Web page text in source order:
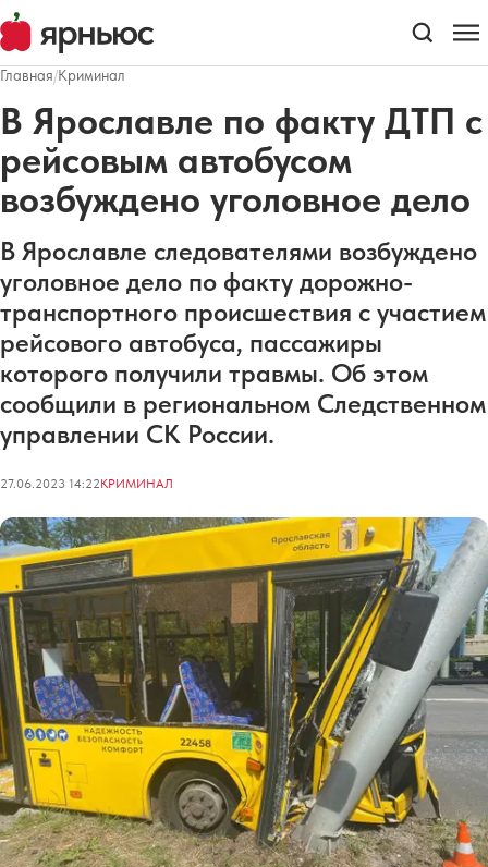
Главная/Криминал
В Ярославле по факту ДТП с
рейсовым автобусом
возбуждено уголовное дело
В Ярославле следователями возбуждено
уголовное дело по факту дорожно-
транспортного происшествия с участием
рейсового автобуса, пассажиры
которого получили травмы. Об этом
сообщили в региональном Следственном
управлении СК России.
27.06.2023 14:22КРИМИНАЛ